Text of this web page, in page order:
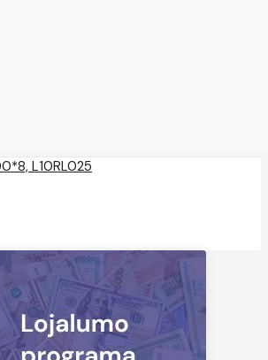
L10RL025